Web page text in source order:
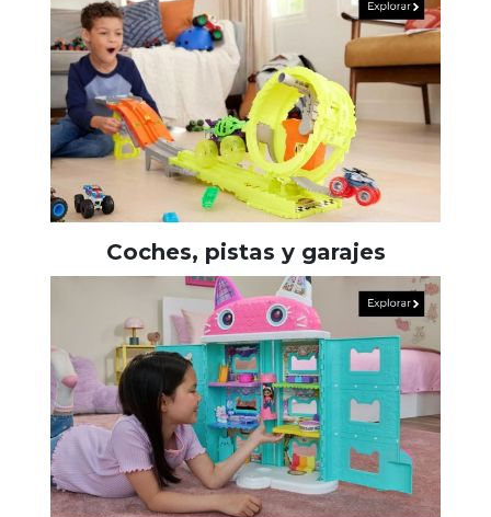
Coches, pistas y garajes